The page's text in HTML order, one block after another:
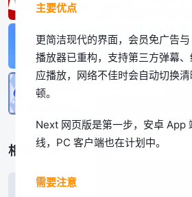
App体验更
立即下载
相关作品
主要优点
更简洁现代的界面，会员免广告与
播放器已重构，支持第三方弹幕
应播放，网络不佳时会自动切换
顿。
Next 网页版是第一步，安卓 App
线，PC 客户端也在计划中。
需要注意